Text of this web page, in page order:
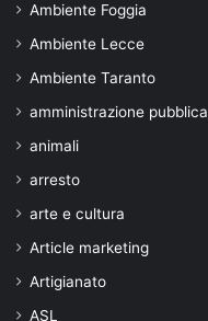
Ambiente Foggia
Ambiente Lecce
Ambiente Taranto
amministrazione pubblica
animali
arresto
arte e cultura
Article marketing
Artigianato
ASL